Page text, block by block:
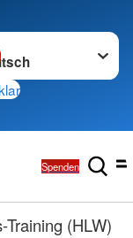
wechseln zu
Spenden
(HLW)